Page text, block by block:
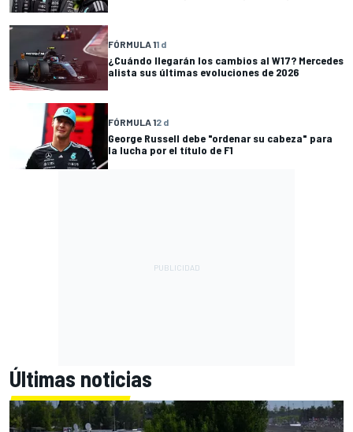
FÓRMULA 11 d
¿Cuándo llegarán los cambios al W17? Mercedes
alista sus últimas evoluciones de 2026
FÓRMULA 12 d
George Russell debe "ordenar su cabeza" para
la lucha por el título de F1
Últimas noticias